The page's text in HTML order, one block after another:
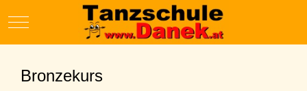
Mobile Menu Toggle
Bronzekurs